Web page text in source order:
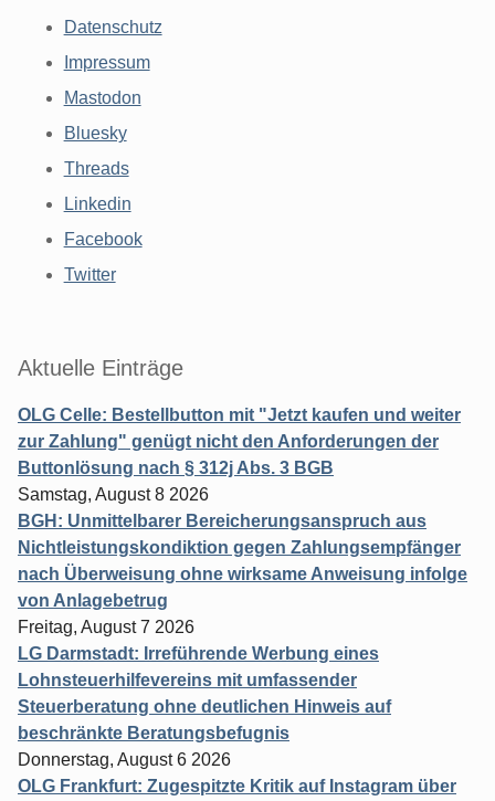
Datenschutz
Impressum
Mastodon
Bluesky
Threads
Linkedin
Facebook
Twitter
Aktuelle Einträge
OLG Celle: Bestellbutton mit "Jetzt kaufen und weiter
zur Zahlung" genügt nicht den Anforderungen der
Buttonlösung nach § 312j Abs. 3 BGB
Samstag, August 8 2026
BGH: Unmittelbarer Bereicherungsanspruch aus
Nichtleistungskondiktion gegen Zahlungsempfänger
nach Überweisung ohne wirksame Anweisung infolge
von Anlagebetrug
Freitag, August 7 2026
LG Darmstadt: Irreführende Werbung eines
Lohnsteuerhilfevereins mit umfassender
Steuerberatung ohne deutlichen Hinweis auf
beschränkte Beratungsbefugnis
Donnerstag, August 6 2026
OLG Frankfurt: Zugespitzte Kritik auf Instagram über